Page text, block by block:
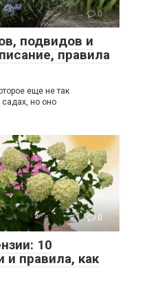
0
подвидов и
правила
еще не так
садах, но оно
0
10
и правила, как